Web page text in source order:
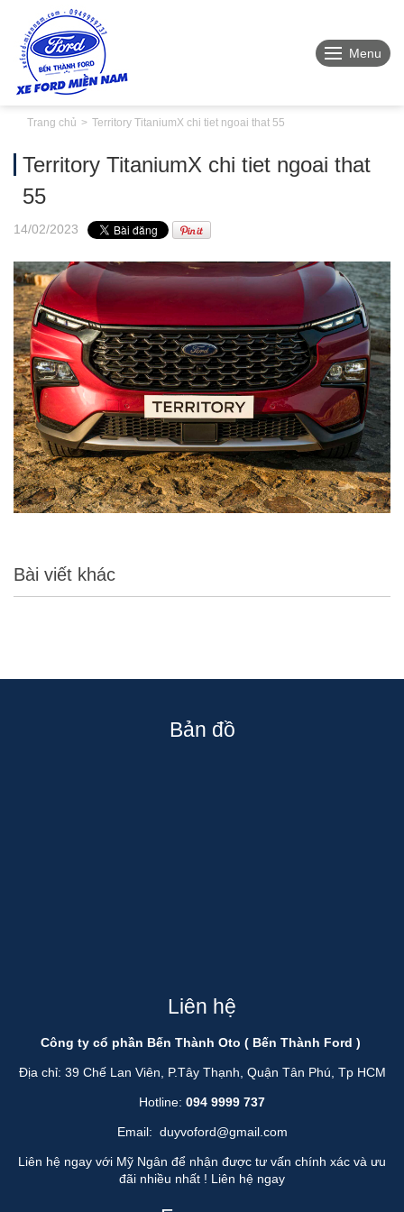
Menu
Trang chủ Territory TitaniumX chi tiet ngoai that 55
Territory TitaniumX chi tiet ngoai that
55
14/02/2023
Bài viết khác
Bản đồ
Liên hệ
Công ty cổ phần Bến Thành Oto ( Bến Thành Ford )
Địa chỉ: 39 Chế Lan Viên, P.Tây Thạnh, Quận Tân Phú, Tp HCM
Hotline: 094 9999 737
Email: duyvoford@gmail.com
Liên hệ ngay với Mỹ Ngân để nhận được tư vấn chính xác và ưu
đãi nhiều nhất ! Liên hệ ngay